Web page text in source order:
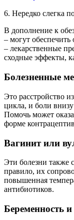
6. Нередко слегка
В дополнение к
– могут
– лекарственные
сходные эффекты,
Болезненные
Это расстройство
цикла, и боли
Помочь может
форме
Вагинит или
Эти болезни также
правило, их
повышенная
антибиотиков.
Беременность